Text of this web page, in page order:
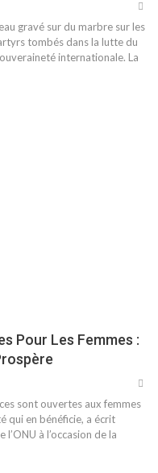
gravé sur du marbre sur les
tombés dans la lutte du
internationale. La
Pour Les Femmes :
sont ouvertes aux femmes
qui en bénéficie, a écrit
à l’occasion de la